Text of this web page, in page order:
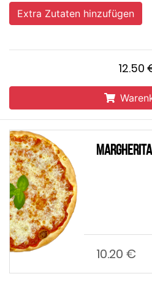
Extra Zutaten hinzufügen
12.50
Margherita
10.20 €